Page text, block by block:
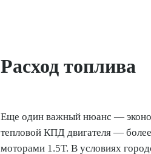
Расход топлива
Еще один важный нюанс —
тепловой КПД двигателя —
моторами 1.5T. В условиях